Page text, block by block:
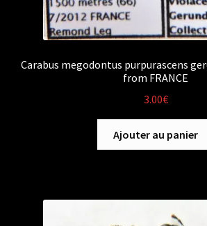
Carabus megodontus purpurascens
from FRANCE
3.00€
Ajouter au panier